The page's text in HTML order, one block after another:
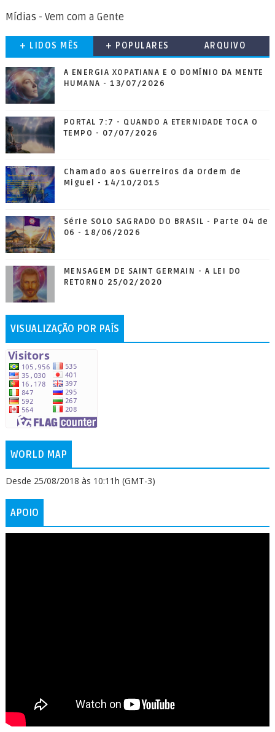
Mídias - Vem com a Gente
+ LIDOS MÊS + POPULARES ARQUIVO
A ENERGIA XOPATIANA E O DOMÍNIO DA MENTE
HUMANA - 13/07/2026
PORTAL 7:7 - QUANDO A ETERNIDADE TOCA O
TEMPO - 07/07/2026
Chamado aos Guerreiros da Ordem de
Miguel - 14/10/2015
Série SOLO SAGRADO DO BRASIL - Parte 04 de
06 - 18/06/2026
MENSAGEM DE SAINT GERMAIN - A LEI DO
RETORNO 25/02/2020
VISUALIZAÇÃO POR PAÍS
WORLD MAP
Desde 25/08/2018 às 10:11h (GMT-3)
APOIO